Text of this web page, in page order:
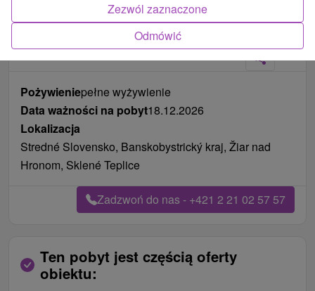
Pożywieniepełne wyżywienie
Data ważności na pobyt18.12.2026
Lokalizacja
Stredné Slovensko, Banskobystrický kraj, Žiar nad
Hronom, Sklené Teplice
Zadzwoń do nas - +421 2 21 02 57 57
Ten pobyt jest częścią oferty
obiektu:
Odmówić
Zezwól zaznaczone